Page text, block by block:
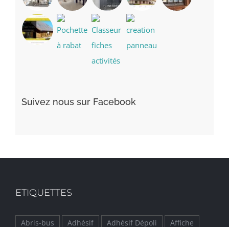
Suivez nous sur Facebook
ETIQUETTES
Abris-bus Adhésif Adhésif Dépoli
Affiche